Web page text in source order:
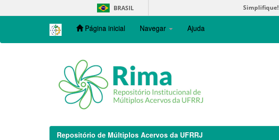
navigation
BRASIL Simplifique!
Página inicial Navegar Ajuda
Repositório de Múltiplos Acervos da UFRRJ